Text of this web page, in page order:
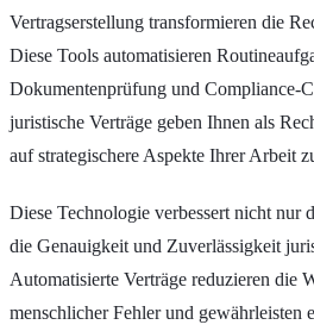
Vertragserstellung transformieren die
Diese Tools automatisieren
Dokumentenprüfung und Compliance-
juristische Verträge geben Ihnen als
auf strategischere Aspekte Ihrer Arbeit
Diese Technologie verbessert nicht nur
die Genauigkeit und Zuverlässigkeit
Automatisierte Verträge reduzieren die
menschlicher Fehler und gewährleisten